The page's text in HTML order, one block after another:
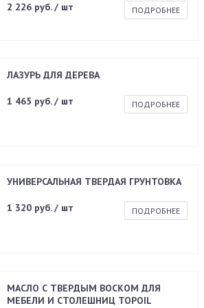
2 226 руб. / шт ПОДРОБНЕЕ
ЛАЗУРЬ ДЛЯ ДЕРЕВА
1 465 руб. / шт ПОДРОБНЕЕ
УНИВЕРСАЛЬНАЯ ТВЕРДАЯ ГРУНТОВКА
1 320 руб. / шт ПОДРОБНЕЕ
МАСЛО С ТВЕРДЫМ ВОСКОМ ДЛЯ
МЕБЕЛИ И СТОЛЕШНИЦ TOPOIL